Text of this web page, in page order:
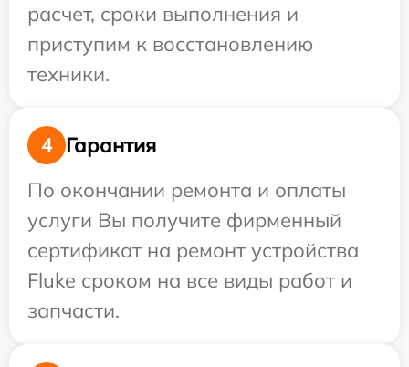
расчет, сроки выполнения и
приступим к восстановлению
техники.
4
Гарантия
По окончании ремонта и оплаты
услуги Вы получите фирменный
сертификат на ремонт устройства
Fluke сроком на все виды работ и
запчасти.